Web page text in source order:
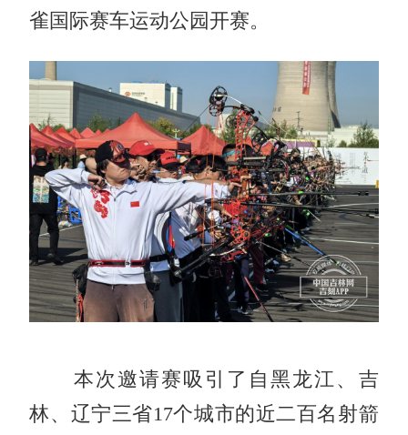
雀国际赛车运动公园开赛。
本次邀请赛吸引了自黑龙江、吉
林、辽宁三省17个城市的近二百名射箭